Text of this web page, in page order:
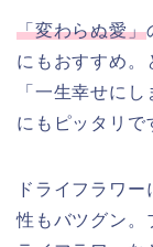
「変わらぬ愛」
にもおすすめ。
「一生幸せに
にもピッタリで
ドライフラワ
性もバツグン。